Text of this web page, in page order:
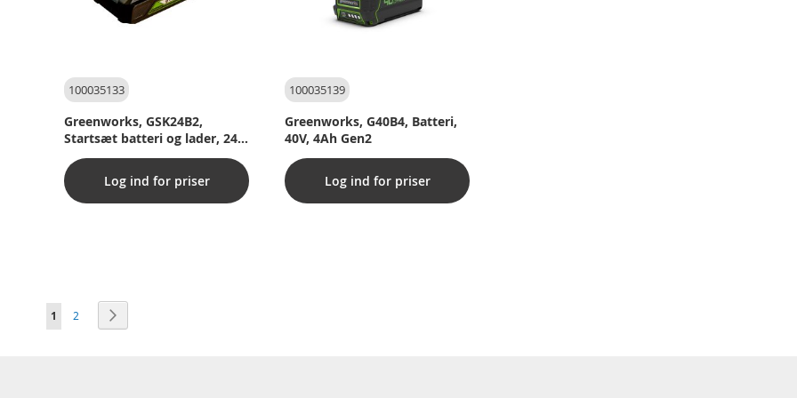
100035133
Greenworks, GSK24B2,
Startsæt batteri og lader, 24V,
2Ah
Log ind for priser
100035139
Greenworks, G40B4, Batteri,
40V, 4Ah Gen2
Log ind for priser
Side
Du læser i øjeblikket side
1 Side
2